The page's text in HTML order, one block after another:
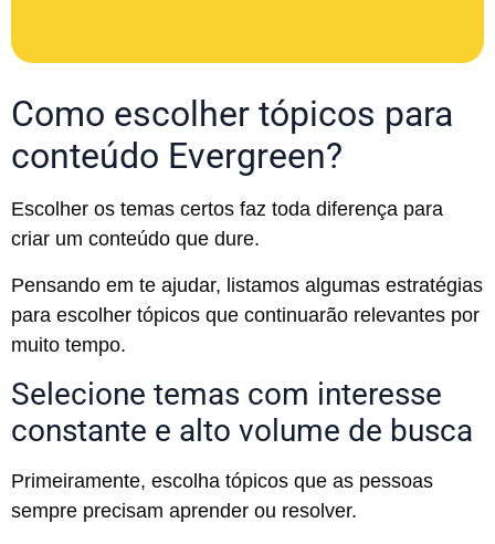
Como escolher tópicos para
conteúdo Evergreen?
Escolher os temas certos faz toda diferença para
criar um conteúdo que dure.
Pensando em te ajudar, listamos algumas estratégias
para escolher tópicos que continuarão relevantes por
muito tempo.
Selecione temas com interesse
constante e alto volume de busca
Primeiramente, escolha tópicos que as pessoas
sempre precisam aprender ou resolver.